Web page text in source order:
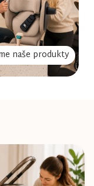
naše produkty